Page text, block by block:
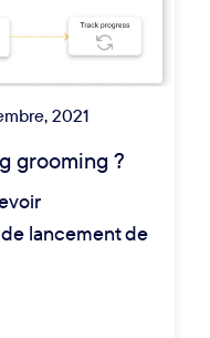
2021
grooming ?
lancement de